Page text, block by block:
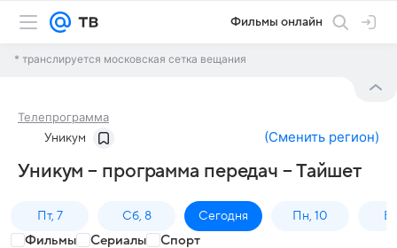
Фильмы онлайн
* транслируется московская сетка вещания
Телепрограмма
Уникум (Сменить регион)
Уникум – программа передач – Тайшет
Пт, 7 Сб, 8 Сегодня Пн, 10
Фильмы Сериалы Спорт